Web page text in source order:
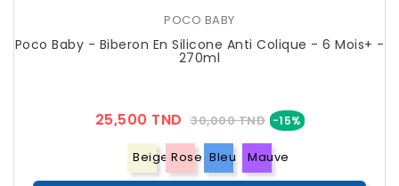
POCO BABY
Poco Baby - Biberon En Silicone Anti Colique - 6 Mois+ -
270ml
25,500 TND Prix
Public
30,000 TND -15% Prix
Beige Rose Bleu Mauve